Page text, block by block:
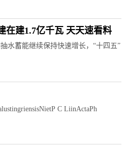
在建1.7亿千瓦 天天速看料
水蓄能继续保持快速增长，“十四五”
C LiinActaPh